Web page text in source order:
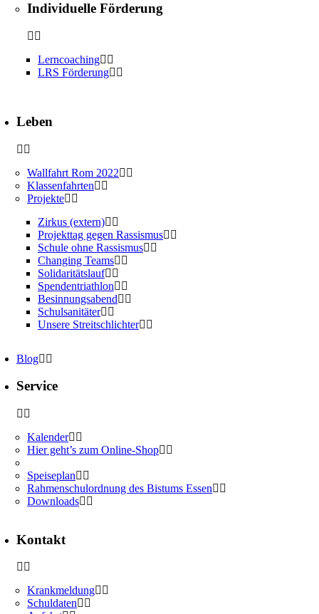
Individuelle Förderung
Lerncoaching
LRS Förderung
Leben
Wallfahrt Rom 2022
Klassenfahrten
Projekte
Zirkus (extern)
Projekttag gegen Rassismus
Schule ohne Rassismus
Changing Teams
Solidaritätslauf
Spendentriathlon
Besinnungsabend
Schulsanitäter
Unsere Streitschlichter
Blog
Service
Kalender
Hier geht’s zum Online-Shop
Speiseplan
Rahmenschulordnung des Bistums Essen
Downloads
Kontakt
Krankmeldung
Schuldaten